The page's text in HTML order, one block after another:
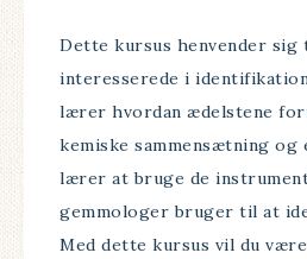
Dette kursus henvender sig
interesserede i
lærer hvordan ædelstene
kemiske sammensætning og
lærer at bruge de
gemmologer bruger til at
Med dette kursus vil du